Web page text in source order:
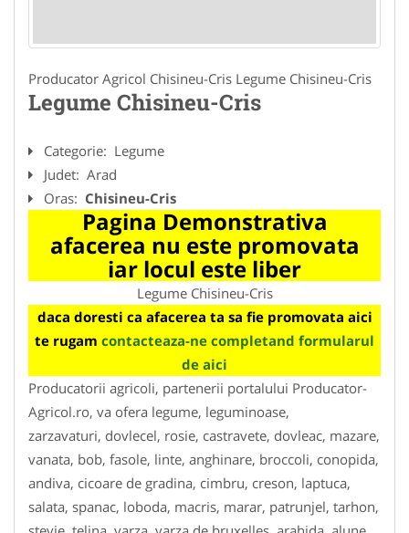
Producator Agricol Chisineu-Cris Legume Chisineu-Cris
Legume Chisineu-Cris
Categorie: Legume
Judet: Arad
Oras: Chisineu-Cris
Pagina Demonstrativa
afacerea nu este promovata
iar locul este liber
Legume Chisineu-Cris
daca doresti ca afacerea ta sa fie promovata aici
te rugam contacteaza-ne completand formularul
de aici
Producatorii agricoli, partenerii portalului Producator-
Agricol.ro, va ofera legume, leguminoase,
zarzavaturi, dovlecel, rosie, castravete, dovleac, mazare,
vanata, bob, fasole, linte, anghinare, broccoli, conopida,
andiva, cicoare de gradina, cimbru, creson, laptuca,
salata, spanac, loboda, macris, marar, patrunjel, tarhon,